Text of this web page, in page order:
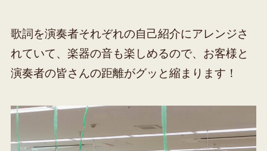
歌詞を演奏者それぞれの自己紹介にアレンジさ
れていて、楽器の音も楽しめるので、お客様と
演奏者の皆さんの距離がグッと縮まります！